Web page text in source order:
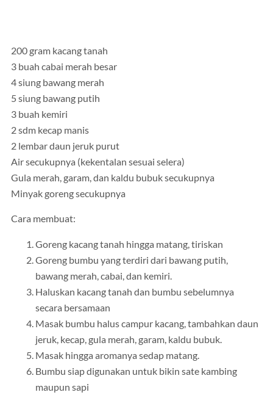
200 gram kacang tanah
3 buah cabai merah besar
4 siung bawang merah
5 siung bawang putih
3 buah kemiri
2 sdm kecap manis
2 lembar daun jeruk purut
Air secukupnya (kekentalan sesuai selera)
Gula merah, garam, dan kaldu bubuk secukupnya
Minyak goreng secukupnya
Cara membuat:
Goreng kacang tanah hingga matang, tiriskan
Goreng bumbu yang terdiri dari bawang putih,
bawang merah, cabai, dan kemiri.
Haluskan kacang tanah dan bumbu sebelumnya
secara bersamaan
Masak bumbu halus campur kacang, tambahkan daun
jeruk, kecap, gula merah, garam, kaldu bubuk.
Masak hingga aromanya sedap matang.
Bumbu siap digunakan untuk bikin sate kambing
maupun sapi